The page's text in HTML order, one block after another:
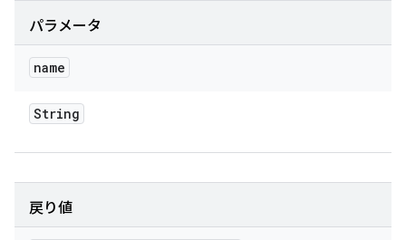
パラメータ
name
String
戻り値